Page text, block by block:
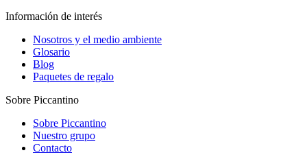
Información de interés
Nosotros y el medio ambiente
Glosario
Blog
Paquetes de regalo
Sobre Piccantino
Sobre Piccantino
Nuestro grupo
Contacto